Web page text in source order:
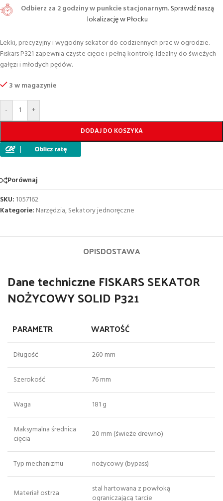
Odbierz za 2 godziny w punkcie stacjonarnym.Sprawdź naszą
lokalizację w Płocku
Lekki, precyzyjny i wygodny sekator do codziennych prac w ogrodzie.
Fiskars P321 zapewnia czyste cięcie i pełną kontrolę. Idealny do świeżych
gałęzi i młodych pędów.
3 w magazynie
- +
DODAJ DO KOSZYKA
Porównaj
SKU: 1057162
Kategorie: Narzędzia,Sekatory jednoręczne
OPISDOSTAWA
Dane techniczne FISKARS SEKATOR
NOŻYCOWY SOLID P321
PARAMETR WARTOŚĆ
Długość 260 mm
Szerokość 76 mm
Waga 181 g
Maksymalna średnica
cięcia
20 mm (świeże drewno)
Typ mechanizmu nożycowy (bypass)
Materiał ostrza
stal hartowana z powłoką
ograniczającą tarcie